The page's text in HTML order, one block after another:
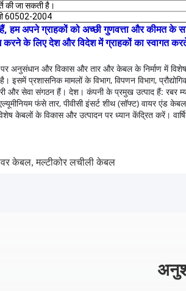
की जा सकती है।
60502-2004
में हैं, हम अपने ग्राहकों को अच्छी गुणवत्ता और
करने के लिए देश और विदेश में ग्राहकों का स्वागत
अनुसंधान और विकास और तार और केबल के निर्माण में
इसमें प्रशासनिक मामलों के विभाग, विपणन विभाग,
और सेवा संगठन हैं। देश। कंपनी के प्रमुख उत्पाद हैं: रबर
फंसे तार, पीवीसी इंसर्ट शीथ (सॉफ्ट) वायर
केबलों के विकास और उत्पादन पर ध्यान केंद्रित करें।
केबल, मल्टीकोर लचीली केबल